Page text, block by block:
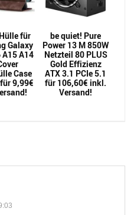
für
Galaxy
A15 A14
Case
9,99€
be quiet! Pure
Power 13 M 850W
Netzteil 80 PLUS
Gold Effizienz
ATX 3.1 PCIe 5.1
für 106,60€ inkl.
Versand!